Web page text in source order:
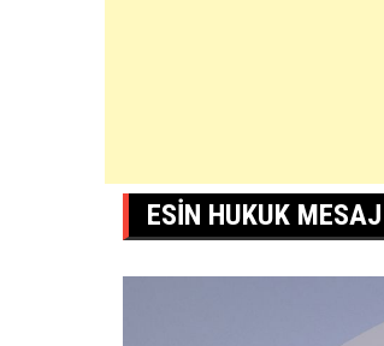
ESIN HUKUK